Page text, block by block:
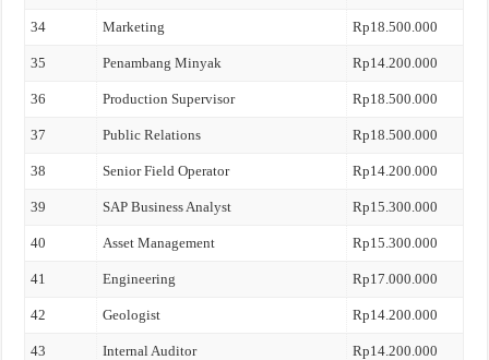
34 Marketing Rp18.500.000
35 Penambang Minyak Rp14.200.000
36 Production Supervisor Rp18.500.000
37 Public Relations Rp18.500.000
38 Senior Field Operator Rp14.200.000
39 SAP Business Analyst Rp15.300.000
40 Asset Management Rp15.300.000
41 Engineering Rp17.000.000
42 Geologist Rp14.200.000
43 Internal Auditor Rp14.200.000